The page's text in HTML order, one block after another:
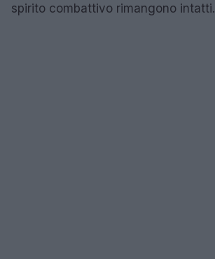
spirito combattivo rimangono intatti.